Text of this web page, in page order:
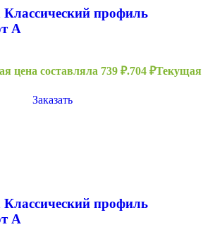
профиль
А
цена составляла 739 ₽.704 ₽Текущая
Заказать
профиль
А